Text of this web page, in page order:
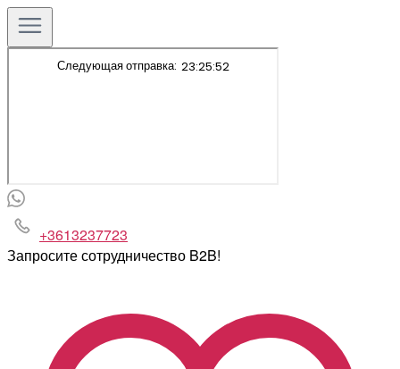
+3613237723
Запросите сотрудничество B2B!